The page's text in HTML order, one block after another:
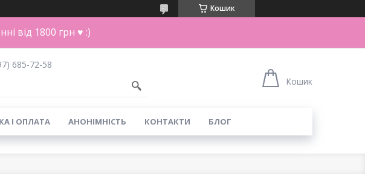
Кошик
від 1800 грн ♥ :)
685-72-58
Кошик
І ОПЛАТА АНОНІМНІСТЬ КОНТАКТИ БЛОГ